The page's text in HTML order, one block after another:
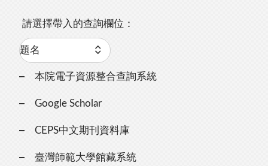
請選擇帶入的查詢欄位：
本院電子資源整合查詢系統
Google Scholar
CEPS中文期刊資料庫
臺灣師範大學館藏系統